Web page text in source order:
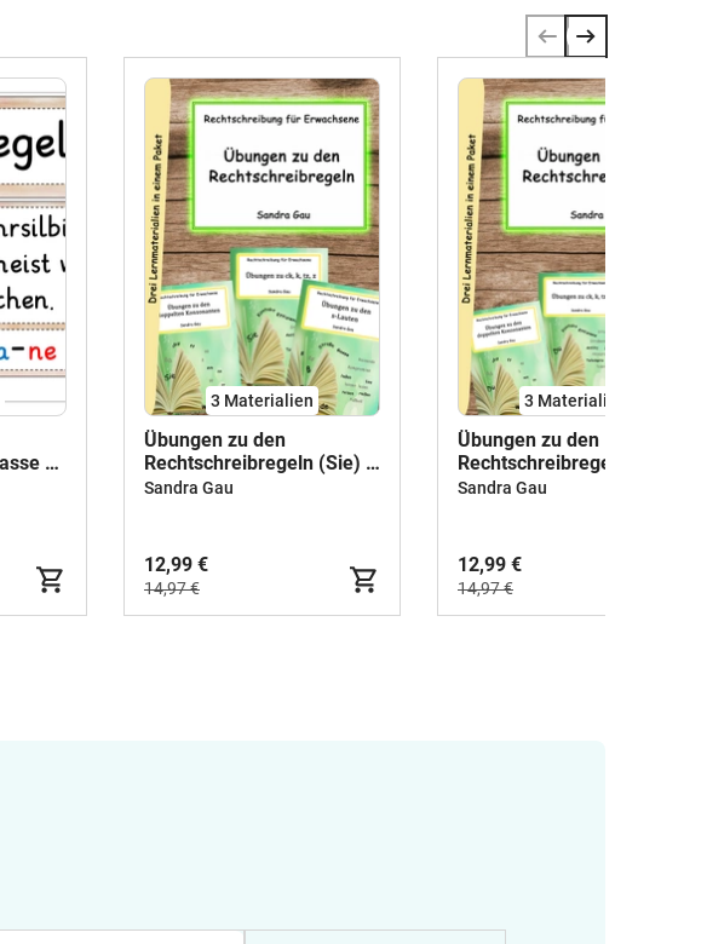
3-
3 Materialien
Übungen zu den
Rechtschreibregeln (Sie) -
Materialpaket
Sandra Gau
12,99 €
14,97 €
3 Materialien
Übungen zu den
Rechtschreibregeln (Du) -
Materialpaket
Sandra Gau
12,99 €
14,97 €